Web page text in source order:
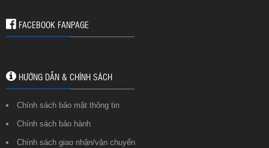
FACEBOOK FANPAGE
HƯỚNG DẪN & CHÍNH SÁCH
Chính sách bảo mật thông tin
Chính sách bảo hành
Chính sách giao nhận/vận chuyển